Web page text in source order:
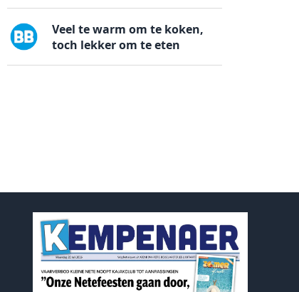
Veel te warm om te koken,
toch lekker om te eten